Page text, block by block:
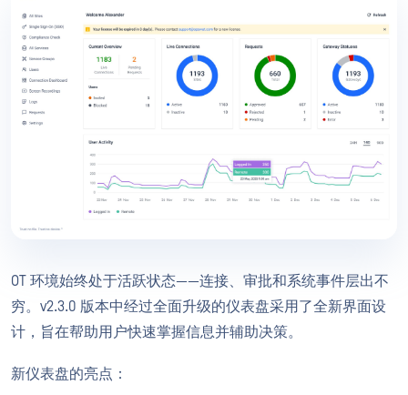
OT 环境始终处于活跃状态——连接、审批和系统事件层出不
穷。v2.3.0 版本中经过全面升级的仪表盘采用了全新界面设
计，旨在帮助用户快速掌握信息并辅助决策。
新仪表盘的亮点：